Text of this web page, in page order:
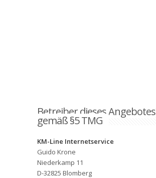
Betreiber dieses Angebotes
gemäß §5 TMG
KM-Line Internetservice
Guido Krone
Niederkamp 11
D-32825 Blomberg